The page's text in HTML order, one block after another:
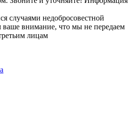
случаями недобросовестной
внимание, что мы не передаем
лицам